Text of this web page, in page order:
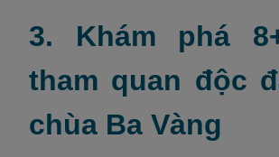
3. Khám phá
tham quan độc
chùa Ba Vàng